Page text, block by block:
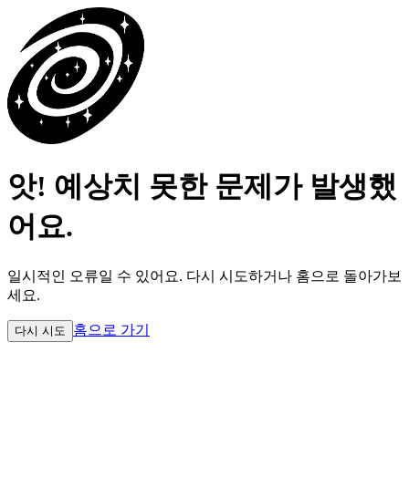
앗! 예상치 못한 문제가 발생했
어요.
일시적인 오류일 수 있어요. 다시 시도하거나 홈으로 돌아가보
세요.
다시 시도 홈으로 가기